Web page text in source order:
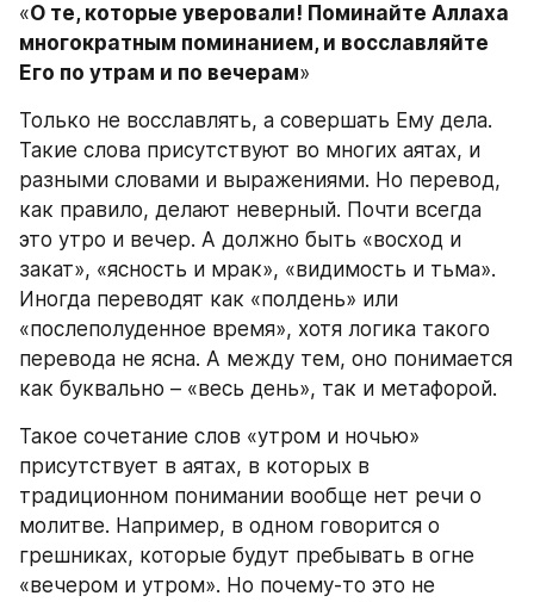
«О те, которые уверовали! Поминайте Аллаха
многократным поминанием, и восславляйте
Его по утрам и по вечерам»
Только не восславлять, а совершать Ему дела.
Такие слова присутствуют во многих аятах, и
разными словами и выражениями. Но перевод,
как правило, делают неверный. Почти всегда
это утро и вечер. А должно быть «восход и
закат», «ясность и мрак», «видимость и тьма».
Иногда переводят как «полдень» или
«послеполуденное время», хотя логика такого
перевода не ясна. А между тем, оно понимается
как буквально – «весь день», так и метафорой.
Такое сочетание слов «утром и ночью»
присутствует в аятах, в которых в
традиционном понимании вообще нет речи о
молитве. Например, в одном говорится о
грешниках, которые будут пребывать в огне
«вечером и утром». Но почему-то это не